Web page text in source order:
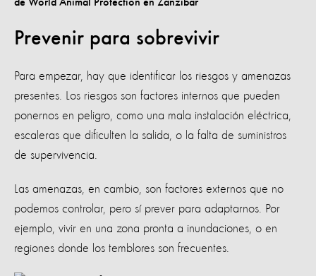
Prevenir para sobrevivir
Para empezar, hay que identificar los riesgos y amenazas
presentes. Los riesgos son factores internos que pueden
ponernos en peligro, como una mala instalación eléctrica,
escaleras que dificulten la salida, o la falta de suministros
de supervivencia.
Las amenazas, en cambio, son factores externos que no
podemos controlar, pero sí prever para adaptarnos. Por
ejemplo, vivir en una zona pronta a inundaciones, o en
regiones donde los temblores son frecuentes.